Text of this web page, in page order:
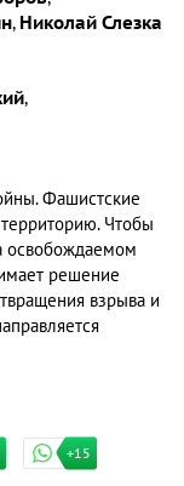
, Николай Слезка
,
Фашистские
Чтобы
освобождаемом
решение
взрыва и
+15